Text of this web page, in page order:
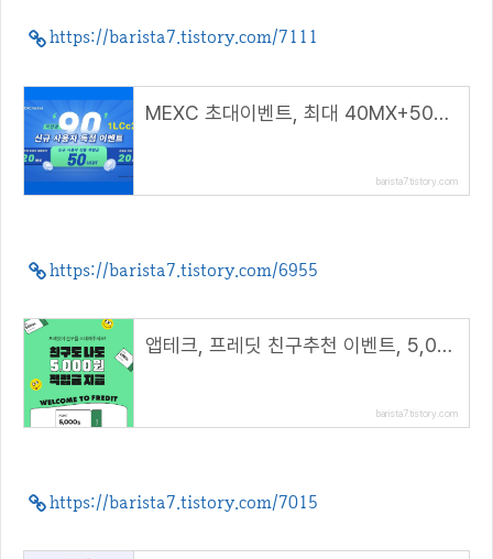
https://barista7.tistory.com/7111
MEXC 초대이벤트, 최대 40MX+50USDT 지급( 추천 코드 : 1LCc2 )
barista7.tistory.com
https://barista7.tistory.com/6955
앱테크, 프레딧 친구추천 이벤트, 5,000원 적립금 지급( 추천코드 : winhunt )
barista7.tistory.com
https://barista7.tistory.com/7015